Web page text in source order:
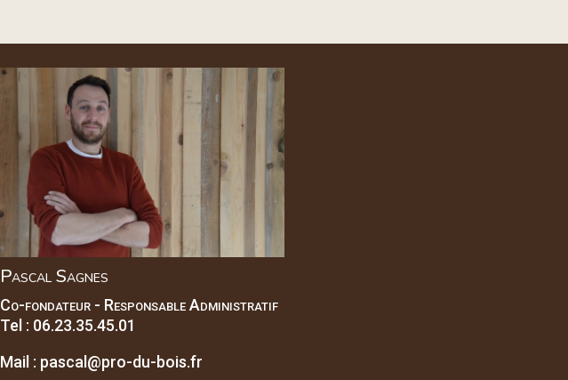
Pascal Sagnes
Co-fondateur - Responsable Administratif
Tel : 06.23.35.45.01
Mail : pascal@pro-du-bois.fr